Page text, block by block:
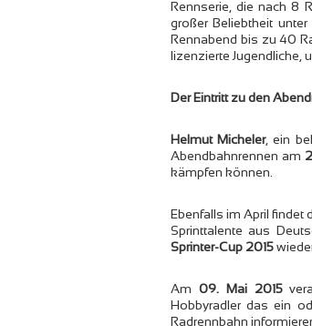
Rennserie, die nach 8
großer Beliebtheit
Rennabend bis zu 40
lizenzierte Jugendliche,
Der Eintritt zu den
Helmut Micheler, ein
Abendbahnrennen am
kämpfen können.
Ebenfalls im April findet
Sprinttalente aus
Sprinter-Cup 2015
Am 09. Mai 2015
Hobbyradler das ein
Radrennbahn